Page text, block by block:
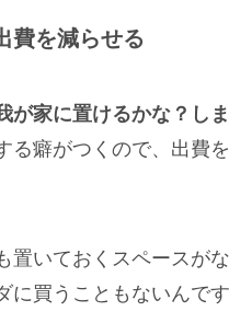
費を減らせる
が家に置けるかな？し
る癖がつくので、出費
置いておくスペースがな
に買うこともないんです